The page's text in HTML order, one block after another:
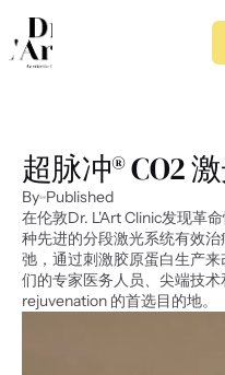
超脉冲® CO2
By Published
在伦敦Dr. L'Art Clinic发现革
种先进的分段激光系统有效
弛，通过刺激胶原蛋白生产
们的专家医务人员、尖端技
rejuvenation 的首选目的地。